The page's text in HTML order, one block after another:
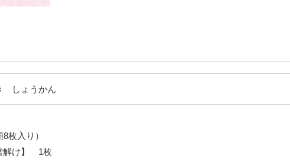
しょうかん
枚入り）
解け】 1枚